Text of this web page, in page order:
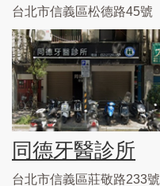
台北市信義區松德路45號
同德牙醫診所
台北市信義區莊敬路233號